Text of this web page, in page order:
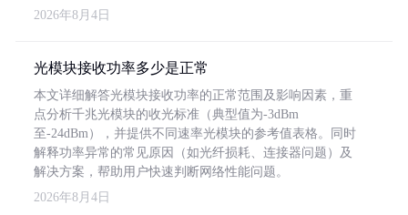
2026年8月4日
光模块接收功率多少是正常
本文详细解答光模块接收功率的正常范围及影响因素，重
点分析千兆光模块的收光标准（典型值为-3dBm
至-24dBm），并提供不同速率光模块的参考值表格。同时
解释功率异常的常见原因（如光纤损耗、连接器问题）及
解决方案，帮助用户快速判断网络性能问题。
2026年8月4日